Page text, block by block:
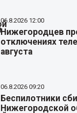
06.8.2026 12:00
Нижегородцев
отключениях
августа
06.8.2026 09:20
Беспилотники
Нижегородской